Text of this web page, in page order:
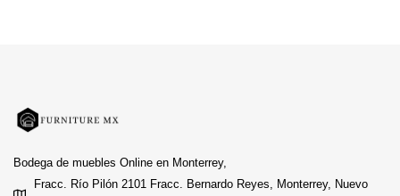
Bodega de muebles Online en Monterrey,
Fracc. Río Pilón 2101 Fracc. Bernardo Reyes, Monterrey, Nuevo